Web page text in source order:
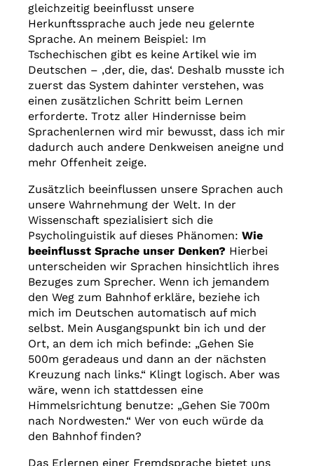
gleichzeitig beeinflusst unsere
Herkunftssprache auch jede neu gelernte
Sprache. An meinem Beispiel: Im
Tschechischen gibt es keine Artikel wie im
Deutschen – ‚der, die, das‘. Deshalb musste ich
zuerst das System dahinter verstehen, was
einen zusätzlichen Schritt beim Lernen
erforderte. Trotz aller Hindernisse beim
Sprachenlernen wird mir bewusst, dass ich mir
dadurch auch andere Denkweisen aneigne und
mehr Offenheit zeige.
Zusätzlich beeinflussen unsere Sprachen auch
unsere Wahrnehmung der Welt. In der
Wissenschaft spezialisiert sich die
Psycholinguistik auf dieses Phänomen: Wie
beeinflusst Sprache unser Denken? Hierbei
unterscheiden wir Sprachen hinsichtlich ihres
Bezuges zum Sprecher. Wenn ich jemandem
den Weg zum Bahnhof erkläre, beziehe ich
mich im Deutschen automatisch auf mich
selbst. Mein Ausgangspunkt bin ich und der
Ort, an dem ich mich befinde: „Gehen Sie
500m geradeaus und dann an der nächsten
Kreuzung nach links.“ Klingt logisch. Aber was
wäre, wenn ich stattdessen eine
Himmelsrichtung benutze: „Gehen Sie 700m
nach Nordwesten.“ Wer von euch würde da
den Bahnhof finden?
Das Erlernen einer Fremdsprache bietet uns